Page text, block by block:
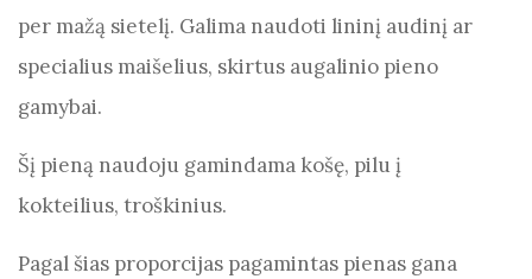
per mažą sietelį. Galima naudoti lininį audinį ar
specialius maišelius, skirtus augalinio pieno
gamybai.
Šį pieną naudoju gamindama košę, pilu į
kokteilius, troškinius.
Pagal šias proporcijas pagamintas pienas gana